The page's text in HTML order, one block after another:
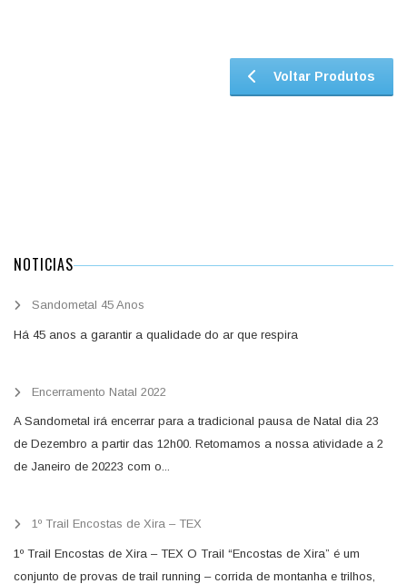
Voltar Produtos
NOTICIAS
Sandometal 45 Anos
Há 45 anos a garantir a qualidade do ar que respira
Encerramento Natal 2022
A Sandometal irá encerrar para a tradicional pausa de Natal dia 23
de Dezembro a partir das 12h00. Retomamos a nossa atividade a 2
de Janeiro de 20223 com o...
1º Trail Encostas de Xira – TEX
1º Trail Encostas de Xira – TEX O Trail “Encostas de Xira” é um
conjunto de provas de trail running – corrida de montanha e trilhos,